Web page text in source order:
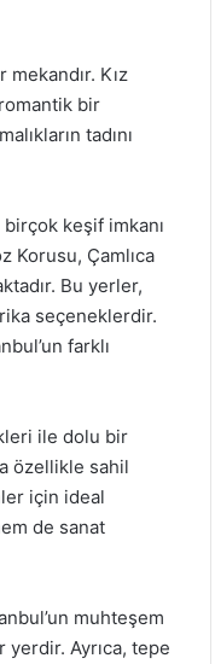
Kız
bir
tadını
keşif imkanı
Korusu, Çamlıca
Bu yerler,
seçeneklerdir.
farklı
ile dolu bir
özellikle sahil
için ideal
de sanat
muhteşem
yerdir. Ayrıca, tepe